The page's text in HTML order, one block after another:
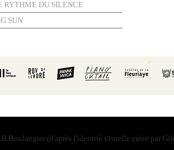
RYTHME DU SILENCE
SUN
B.Boulangier (d'après l'identité visuelle créée par